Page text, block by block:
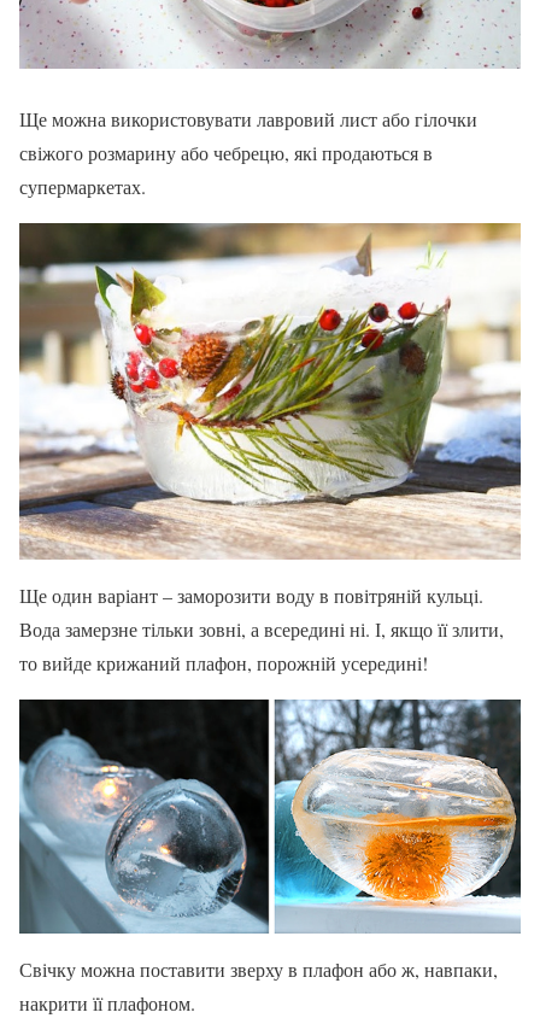
Ще можна використовувати лавровий лист або гілочки
свіжого розмарину або чебрецю, які продаються в
супермаркетах.
Ще один варіант – заморозити воду в повітряній кульці.
Вода замерзне тільки зовні, а всередині ні. І, якщо її злити,
то вийде крижаний плафон, порожній усередині!
Свічку можна поставити зверху в плафон або ж, навпаки,
накрити її плафоном.